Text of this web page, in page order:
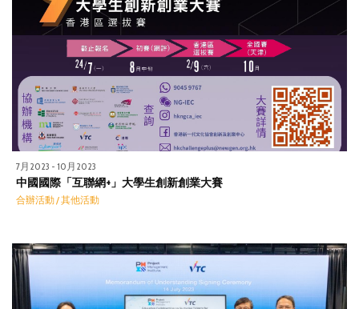
7月2023 - 10月2023
中國國際「互聯網+」大學生創新創業大賽
合辦活動 / 其他活動